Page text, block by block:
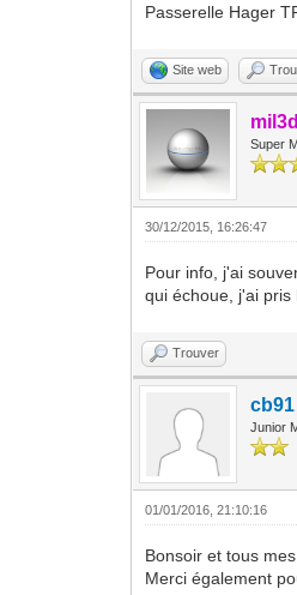
Passerelle Hager
Site web
mil3d
Super
30/12/2015, 16:26:47
Pour info, j'ai
qui échoue, j'ai
Trouver
cb91
Junior
01/01/2016, 21:10:16
Bonsoir et tous
Merci également